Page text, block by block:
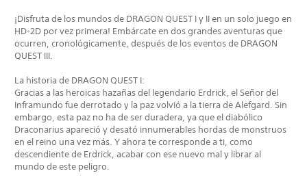
¡Disfruta de los mundos de DRAGON QUEST I y II en un solo juego en
HD-2D por vez primera! Embárcate en dos grandes aventuras que
ocurren, cronológicamente, después de los eventos de DRAGON
QUEST III.
La historia de DRAGON QUEST I:
Gracias a las heroicas hazañas del legendario Erdrick, el Señor del
Inframundo fue derrotado y la paz volvió a la tierra de Alefgard. Sin
embargo, esta paz no ha de ser duradera, ya que el diabólico
Draconarius apareció y desató innumerables hordas de monstruos
en el reino una vez más. Y ahora te corresponde a ti, como
descendiente de Erdrick, acabar con ese nuevo mal y librar al
mundo de este peligro.